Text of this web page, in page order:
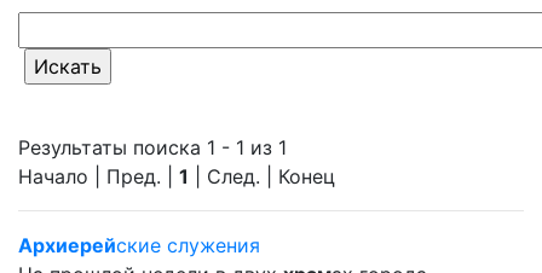
Результаты поиска 1 - 1 из 1
Начало | Пред. | 1 | След. | Конец
Архиерейские служения